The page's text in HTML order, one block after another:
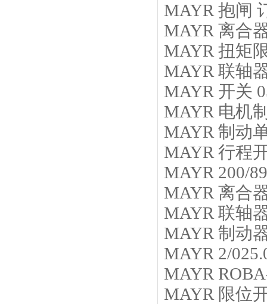
MAYR 抱闸
MAYR 离合
MAYR 扭矩
MAYR 联轴
MAYR 开关
MAYR 电机
MAYR 制动
MAYR 行程
MAYR 200/
MAYR 离合
MAYR 联轴
MAYR 制动
MAYR 2/
MAYR
MAYR 限位